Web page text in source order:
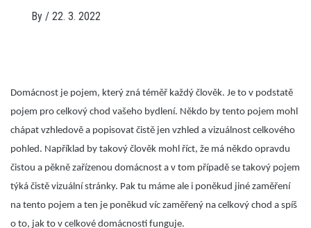
By / 22. 3. 2022
Domácnost je pojem, který zná téměř každý člověk. Je to v podstatě
pojem pro celkový chod vašeho bydlení. Někdo by tento pojem mohl
chápat vzhledově a popisovat čistě jen vzhled a vizuálnost celkového
pohled. Například by takový člověk mohl říct, že má někdo opravdu
čistou a pěkně zařízenou domácnost a v tom případě se takový pojem
týká čistě vizuální stránky. Pak tu máme ale i poněkud jiné zaměření
na tento pojem a ten je poněkud víc zaměřený na celkový chod a spíš
o to, jak to v celkové domácnosti funguje.